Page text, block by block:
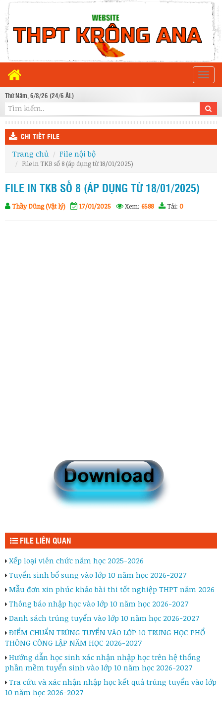
Thứ Năm, 6/8/26 (24/6 ÂL)
CHI TIẾT FILE
Trang chủ File nội bộ
File in TKB số 8 (áp dụng từ 18/01/2025)
FILE IN TKB SỐ 8 (ÁP DỤNG TỪ 18/01/2025)
Thầy Dũng (Vật lý) 17/01/2025 Xem: 6588 Tải: 0
FILE LIÊN QUAN
Xếp loại viên chức năm học 2025-2026
Tuyển sinh bổ sung vào lớp 10 năm học 2026-2027
Mẫu đơn xin phúc khảo bài thi tốt nghiệp THPT năm 2026
Thông báo nhập học vào lớp 10 năm học 2026-2027
Danh sách trúng tuyển vào lớp 10 năm học 2026-2027
ĐIỂM CHUẨN TRÚNG TUYỂN VÀO LỚP 10 TRUNG HỌC PHỔ
THÔNG CÔNG LẬP NĂM HỌC 2026-2027
Hướng dẫn học sinh xác nhận nhập học trên hệ thống
phần mềm tuyển sinh vào lớp 10 năm học 2026-2027
Tra cứu và xác nhận nhập học kết quả trúng tuyển vào lớp
10 năm học 2026-2027